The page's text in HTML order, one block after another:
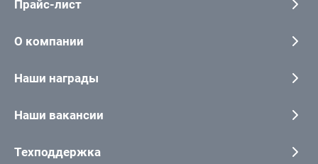
Прайс-лист
О компании
Наши награды
Наши вакансии
Техподдержка